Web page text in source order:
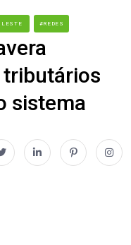
LESTE #REDES
tributários
sistema